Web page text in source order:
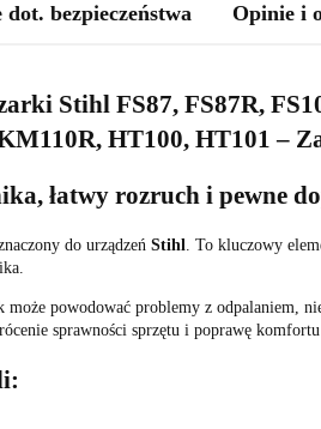
bezpieczeństwa Opinie i
Stihl FS87, FS87R,
HT100, HT101 –
łatwy rozruch i pewne
do urządzeń Stihl. To kluczowy
powodować problemy z odpalaniem,
sprawności sprzętu i poprawę